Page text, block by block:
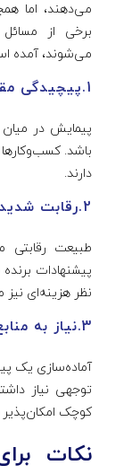
می‌دهند، اما
برخی از
می‌شوند، آمده
1.پیچیدگی مقررات
پیمایش در میان
باشد.
دارند.
2.رقابت شدید
طبیعت
پیشنهادات
نظر هزینه‌ای نیز
3.نیاز به منابع زیاد
آماده‌سازی یک
توجهی نیاز
کوچک امکان‌پذیر
نکات